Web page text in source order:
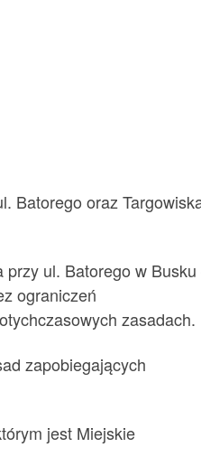
Batorego oraz
przy ul. Batorego w Busku
ograniczeń
zasadach.
zapobiegających
jest Miejskie